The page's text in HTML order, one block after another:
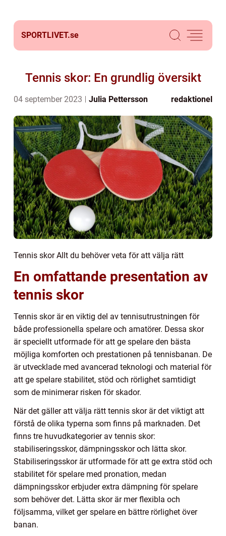
SPORTLIVET.se
Tennis skor: En grundlig översikt
04 september 2023 Julia Pettersson redaktionel
Tennis skor Allt du behöver veta för att välja rätt
En omfattande presentation av
tennis skor
Tennis skor är en viktig del av tennisutrustningen för
både professionella spelare och amatörer. Dessa skor
är speciellt utformade för att ge spelare den bästa
möjliga komforten och prestationen på tennisbanan. De
är utvecklade med avancerad teknologi och material för
att ge spelare stabilitet, stöd och rörlighet samtidigt
som de minimerar risken för skador.
När det gäller att välja rätt tennis skor är det viktigt att
förstå de olika typerna som finns på marknaden. Det
finns tre huvudkategorier av tennis skor:
stabiliseringsskor, dämpningsskor och lätta skor.
Stabiliseringsskor är utformade för att ge extra stöd och
stabilitet för spelare med pronation, medan
dämpningsskor erbjuder extra dämpning för spelare
som behöver det. Lätta skor är mer flexibla och
följsamma, vilket ger spelare en bättre rörlighet över
banan.